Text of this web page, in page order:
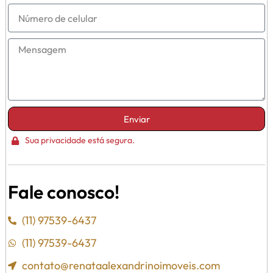
Enviar
Sua privacidade está segura.
Fale conosco!
(11) 97539-6437
(11) 97539-6437
contato@renataalexandrinoimoveis.com